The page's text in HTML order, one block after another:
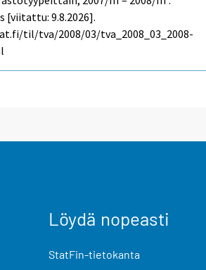
[viitattu: 9.8.2026].
til/tva/2008/03/tva_2008_03_2008-
Löydä nopeasti
StatFin-tietokanta